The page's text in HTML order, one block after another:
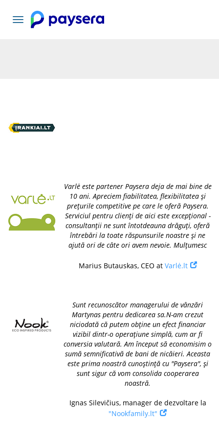
Comutați
navigarea
Varlė este partener Paysera deja de mai bine de
10 ani. Apreciem fiabilitatea, flexibilitatea și
prețurile competitive pe care le oferă Paysera.
Serviciul pentru clienți de aici este excepțional -
consultanții ne sunt întotdeauna drăguți, oferă
întrebări la toate răspunsurile noastre și ne
ajută ori de câte ori avem nevoie. Mulțumesc
Marius Butauskas, CEO at Varlė.lt
Sunt recunoscător managerului de vânzări
Martynas pentru dedicarea sa.N-am crezut
niciodată că putem obține un efect financiar
vizibil dintr-o operațiune simplă, cum ar fi
conversia valutară. Am început să economisim o
sumă semnificativă de bani de nicăieri. Aceasta
este prima noastră cunoștință cu "Paysera", și
sunt sigur că vom consolida cooperarea
noastră.
Ignas Silevičius, manager de dezvoltare la
"Nookfamily.lt"